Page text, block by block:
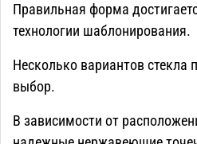
Правильная форма
технологии шаблонирования.
Несколько вариантов стекла
выбор.
В зависимости от